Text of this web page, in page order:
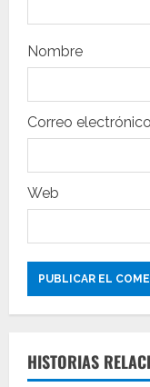
t
r
a
d
a
s
Nombre
Correo electrónico
Web
HISTORIAS